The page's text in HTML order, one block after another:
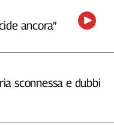
ancora”
sconnessa e dubbi